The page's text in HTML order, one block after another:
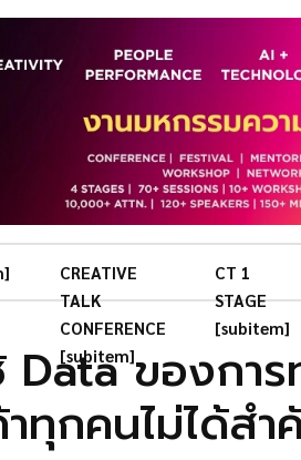
CREATIVE
TALK
CONFERENCE
[subitem]
CT 1
STAGE
[subitem]
Data ของกา
ทุกคนไม่ได้สำ